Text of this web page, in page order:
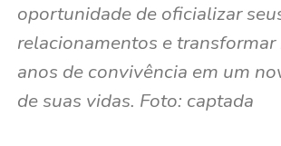
oportunidade de oficializar
relacionamentos e
anos de convivência em um
de suas vidas. Foto: captada